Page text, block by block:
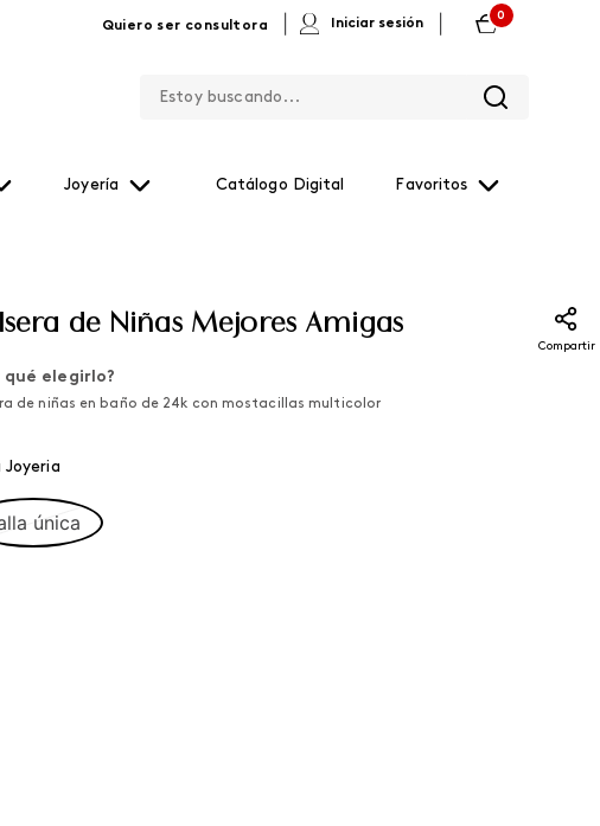
Quiero ser consultora Iniciar sesión
0
Joyería Catálogo Digital Favoritos
de Niñas Mejores Amigas
Compartir
qué elegirlo?
de niñas en baño de 24k con mostacillas multicolor
Joyeria
única